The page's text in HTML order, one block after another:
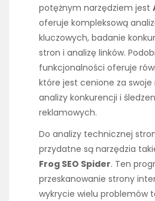
potężnym narzędziem jest
oferuje kompleksową
kluczowych, badanie
stron i analizę linków.
funkcjonalności oferuje
które jest cenione za swoje
analizy konkurencji i
reklamowych.
Do analizy technicznej
przydatne są narzędzia
Frog SEO Spider. Ten
przeskanowanie strony
wykrycie wielu problemów